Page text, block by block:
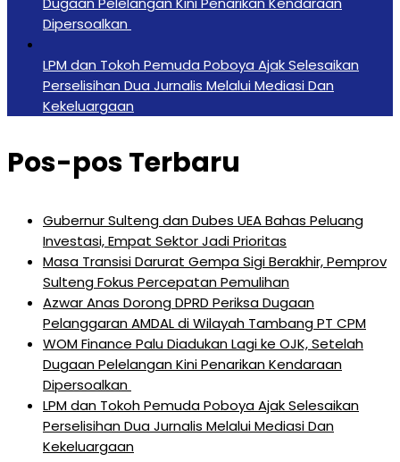
Dipersoalkan ‎
LPM dan Tokoh Pemuda Poboya Ajak Selesaikan
Perselisihan Dua Jurnalis Melalui Mediasi Dan
Kekeluargaan
Pos-pos Terbaru
Gubernur Sulteng dan Dubes UEA Bahas Peluang
Investasi, Empat Sektor Jadi Prioritas
Masa Transisi Darurat Gempa Sigi Berakhir, Pemprov
Sulteng Fokus Percepatan Pemulihan
Azwar Anas Dorong DPRD Periksa Dugaan
Pelanggaran AMDAL di Wilayah Tambang PT CPM
‎WOM Finance Palu Diadukan Lagi ke OJK, Setelah
Dugaan Pelelangan Kini Penarikan Kendaraan
Dipersoalkan ‎
LPM dan Tokoh Pemuda Poboya Ajak Selesaikan
Perselisihan Dua Jurnalis Melalui Mediasi Dan
Kekeluargaan